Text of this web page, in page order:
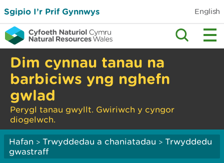
Sgipio I’r Prif Gynnwys English
Dim cynnau tanau na
barbiciws yng nghefn
gwlad
Perygl tanau gwyllt. Gwiriwch y cyngor
diogelwch.
Hafan > Trwyddedau a chaniatadau > Trwyddedu
gwastraff